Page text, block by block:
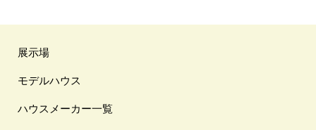
展示場
モデルハウス
ハウスメーカー一覧